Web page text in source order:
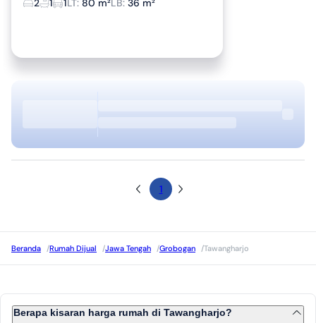
2
1 1LT: 80 m²LB: 36 m²
1
Beranda /Rumah Dijual /Jawa Tengah /Grobogan /Tawangharjo
Berapa kisaran harga rumah di Tawangharjo?